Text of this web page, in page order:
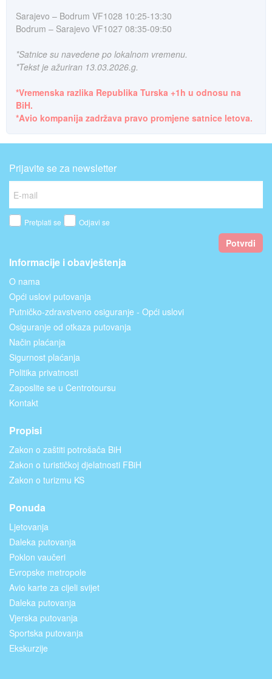
Sarajevo – Bodrum VF1028 10:25-13:30
Bodrum – Sarajevo VF1027 08:35-09:50
*Satnice su navedene po lokalnom vremenu.
*Tekst je ažuriran 13.03.2026.g.
*Vremenska razlika Republika Turska +1h u odnosu na
BiH.
*Avio kompanija zadržava pravo promjene satnice letova.
Prijavite se za newsletter
Pretplati se Odjavi se
Potvrdi
Informacije i obavještenja
O nama
Opći uslovi putovanja
Putničko-zdravstveno osiguranje - Opći uslovi
Osiguranje od otkaza putovanja
Način plaćanja
Sigurnost plaćanja
Politika privatnosti
Zaposlite se u Centrotoursu
Kontakt
Propisi
Zakon o zaštiti potrošača BiH
Zakon o turističkoj djelatnosti FBiH
Zakon o turizmu KS
Ponuda
Ljetovanja
Daleka putovanja
Poklon vaučeri
Evropske metropole
Avio karte za cijeli svijet
Daleka putovanja
Vjerska putovanja
Sportska putovanja
Ekskurzije